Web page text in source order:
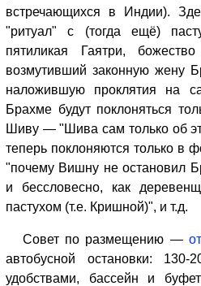
встречающихся в Индии).
"ритуал" с (тогда ещё)
пятиликая Гаятри, божество
возмутивший законную жену
наложившую проклятия на
Брахме будут поклоняться
Шиву — "Шива сам только об
теперь поклоняются только в
"почему Вишну не остановил
и бессловесно, как
пастухом (т.е. Кришной)", и т.д.
Совет по размещению —
автобусной остановки:
удобствами, бассейн и